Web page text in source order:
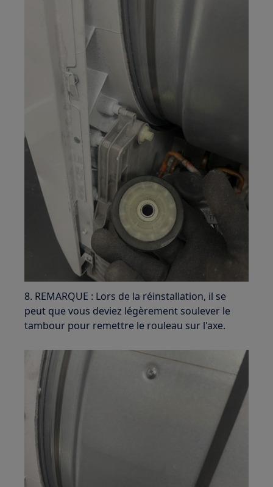
8. REMARQUE : Lors de la réinstallation, il se
peut que vous deviez légèrement soulever le
tambour pour remettre le rouleau sur l'axe.